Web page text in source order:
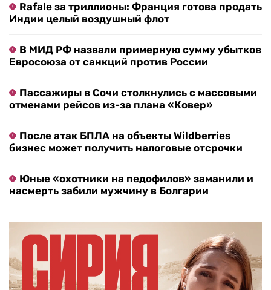
Rafale за триллионы: Франция готова продать
Индии целый воздушный флот
В МИД РФ назвали примерную сумму убытков
Евросоюза от санкций против России
Пассажиры в Сочи столкнулись с массовыми
отменами рейсов из-за плана «Ковер»
После атак БПЛА на объекты Wildberries
бизнес может получить налоговые отсрочки
Юные «охотники на педофилов» заманили и
насмерть забили мужчину в Болгарии